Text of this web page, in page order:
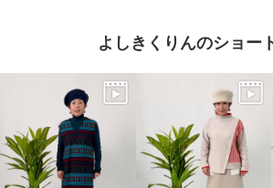
よしきくりんのショー